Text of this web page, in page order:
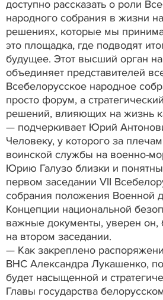
доступно рассказать о роли
народного собрания в жизни
решениях, которые мы
это площадка, где подводят
будущее. Этот высший орган
объединяет представителей
Всебелорусское народное
просто форум, а
решений, влияющих на жизнь
— подчеркивает Юрий
Человеку, у которого за
воинской службы на военно-
Юрию Галузо близки и
первом заседании VII
собрания положения Военной
Концепции национальной
важные документы, уверен он,
на втором заседании.
— Как закреплено
ВНС Александра Лукашенко,
будет насыщенной и
Главы государства